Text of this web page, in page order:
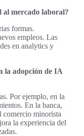
al mercado laboral?
formas.
empleos. Las
en analytics y
la adopción de IA
Por ejemplo, en la
En la banca,
comercio minorista
la experiencia del